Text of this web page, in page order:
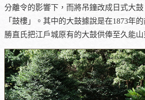
分離令的影響下，而將吊鐘改成日式大
「鼓樓」。其中的大鼓據說是在1873年
勝直氏把江戶城原有的大鼓供俸至久能山